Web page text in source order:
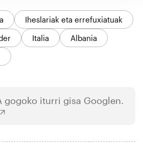
Iheslariak eta errefuxiatuak
Italia
Albania
gogoko iturri gisa Googlen.